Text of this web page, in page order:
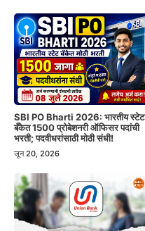
SBI PO Bharti 2026: भारतीय स्टेट
बँकेत 1500 प्रोबेशनरी ऑफिसर पदांची
भरती; पदवीधरांसाठी मोठी संधी!
जून 20, 2026